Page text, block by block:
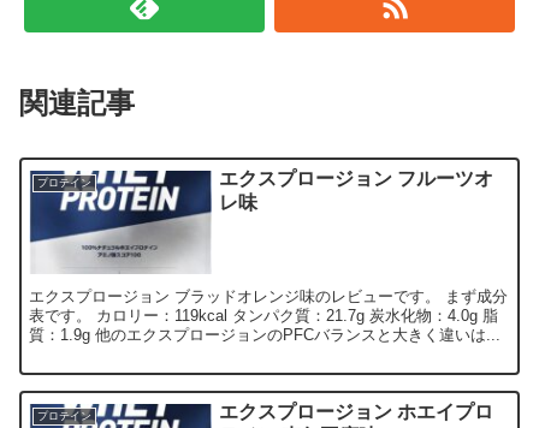
関連記事
プロテイン
エクスプロージョン フルーツオ
レ味
エクスプロージョン ブラッドオレンジ味のレビューです。 まず成分
表です。 カロリー：119kcal タンパク質：21.7g 炭水化物：4.0g 脂
質：1.9g 他のエクスプロージョンのPFCバランスと大きく違いは...
プロテイン
エクスプロージョン ホエイプロ